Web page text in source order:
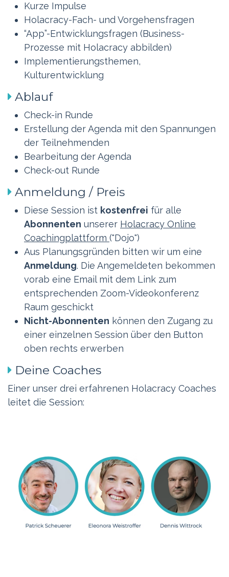
Kurze Impulse
Holacracy-Fach- und Vorgehensfragen
“App”-Entwicklungsfragen (Business-
Prozesse mit Holacracy abbilden)
Implementierungsthemen,
Kulturentwicklung
Ablauf
Check-in Runde
Erstellung der Agenda mit den Spannungen
der Teilnehmenden
Bearbeitung der Agenda
Check-out Runde
Anmeldung / Preis
Diese Session ist kostenfrei für alle
Abonnenten unserer Holacracy Online
Coachingplattform ("Dojo")
Aus Planungsgründen bitten wir um eine
Anmeldung. Die Angemeldeten bekommen
vorab eine Email mit dem Link zum
entsprechenden Zoom-Videokonferenz
Raum geschickt
Nicht-Abonnenten können den Zugang zu
einer einzelnen Session über den Button
oben rechts erwerben
Deine Coaches
Einer unser drei erfahrenen Holacracy Coaches
leitet die Session: